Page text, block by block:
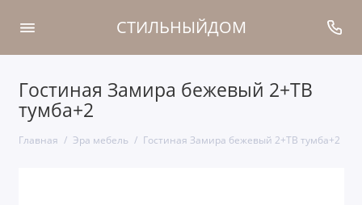
СТИЛЬНЫЙДОМ
Гостиная Замира бежевый 2+ТВ
тумба+2
Главная Эра мебель Гостиная Замира бежевый 2+ТВ тумба+2